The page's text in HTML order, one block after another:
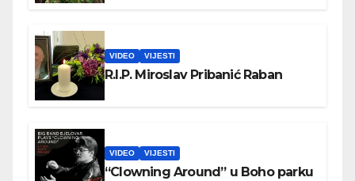
VIDEO VIJESTI
R.I.P. Miroslav Pribanić Raban
VIDEO VIJESTI
“Clowning Around” u Boho parku